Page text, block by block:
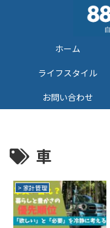
ホーム
ライフスタイル
お問い合わせ
車
> 家計管理